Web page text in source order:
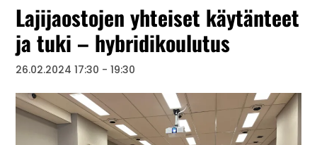
Lajijaostojen yhteiset käytänteet
ja tuki – hybridikoulutus
26.02.2024 17:30 -19:30